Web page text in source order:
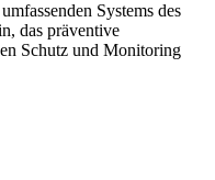
Systems des
das präventive
Schutz und Monitoring